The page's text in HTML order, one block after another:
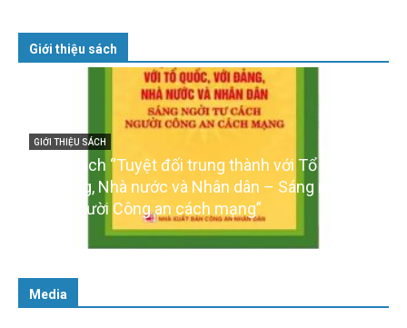
Giới thiệu sách
GIỚI THIỆU SÁCH
Cuốn sách “Tuyệt đối trung thành với Tổ quốc,
với Đảng, Nhà nước và Nhân dân – Sáng ngời tư
cách người Công an cách mạng”
Media